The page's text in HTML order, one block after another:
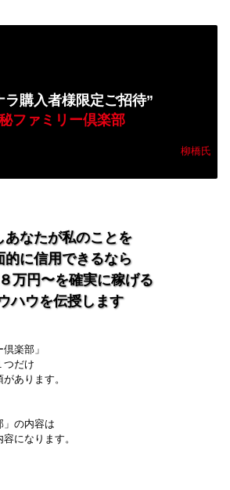
ラ購入者様限定ご招待”
ファミリー倶楽部
柳橋氏
あなたが私のことを
的に信用できるなら
万円〜を確実に稼げる
ハウを伝授します
楽部」
つだけ
あります。
」の内容は
になります。